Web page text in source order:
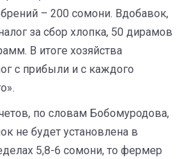
– 200 сомони. Вдобавок,
за сбор хлопка, 50 дирамов
В итоге хозяйства
с прибыли и с каждого
по словам Бобомуродова,
не будет установлена в
5,8-6 сомони, то фермер